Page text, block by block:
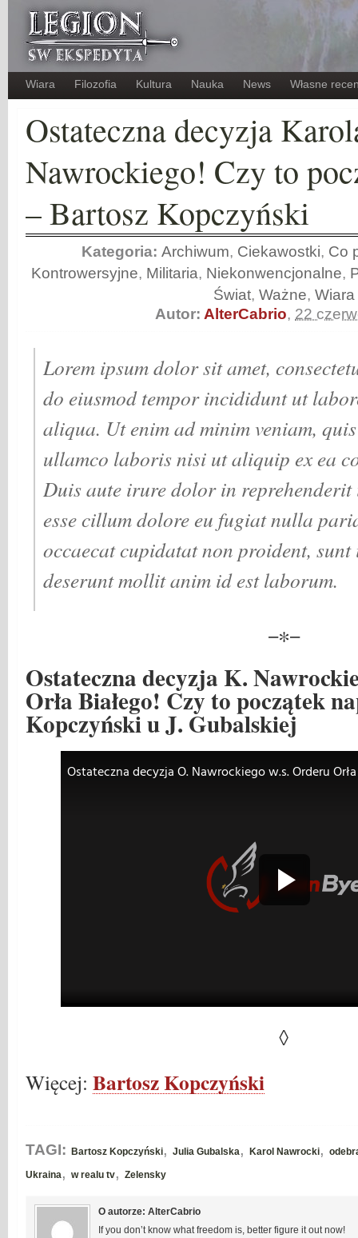
Wiara Filozofia Kultura Nauka News Własne
Ostateczna decyzja
Nawrockiego! Czy to
– Bartosz Kopczyński
Kategoria:Archiwum, Ciekawostki, Co
Kontrowersyjne, Militaria, Niekonwencjonalne,
Świat,Ważne,Wiara
Autor: AlterCabrio, 22
Lorem ipsum dolor sit amet,
do eiusmod tempor incididunt ut
aliqua. Ut enim ad minim veniam,
ullamco laboris nisi ut aliquip ex ea
Duis aute irure dolor in
esse cillum dolore eu fugiat nulla
occaecat cupidatat non proident,
deserunt mollit anim id est laborum.
−∗−
Ostateczna decyzja K.
Orła Białego! Czy to początek
Kopczyński u J. Gubalskiej
◊
Więcej: Bartosz Kopczyński
TAGI: Bartosz Kopczyński, Julia Gubalska, Karol Nawrocki,
Ukraina, w realu tv, Zelensky
O autorze: AlterCabrio
If you don’t know what freedom is, better figure it out now!